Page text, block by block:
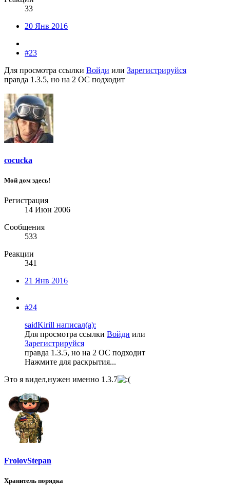
33
20 Янв 2016
#23
Для просмотра ссылки Войди или Зарегистрируйся
правда 1.3.5, но на 2 ОС подходит
cocucka
Мой дом здесь!
Регистрация
14 Июн 2006
Сообщения
533
Реакции
341
21 Янв 2016
#24
saidKirill написал(а):
Для просмотра ссылки Войди или
Зарегистрируйся
правда 1.3.5, но на 2 ОС подходит
Нажмите для раскрытия...
Это я видел,нужен именно 1.3.7
FrolovStepan
Хранитель порядка